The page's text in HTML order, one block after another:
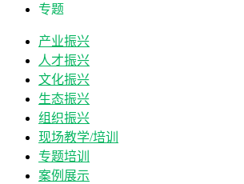
专题
产业振兴
人才振兴
文化振兴
生态振兴
组织振兴
现场教学/培训
专题培训
案例展示